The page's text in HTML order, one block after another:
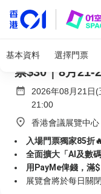
基本資料 選擇門票
香港電腦通訊
票$30｜8月21-
2026年08月21日(
21:00
香港會議展覽中心
入場門票獨家85折
全面擴大「AI及數
用PayMe俾錢，滿
展覽會將於每日關